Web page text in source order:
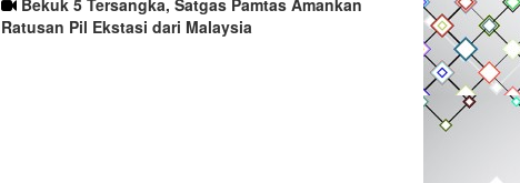
Ratusan Pil Ekstasi dari Malaysia